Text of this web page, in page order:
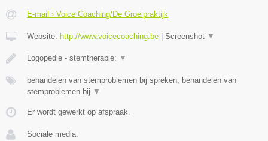
E-mail › Voice Coaching/De Groeipraktijk
Website: http://www.voicecoaching.be Screenshot ▼
Logopedie - stemtherapie: ▼
behandelen van stemproblemen bij spreken, behandelen van
stemproblemen bij ▼
Er wordt gewerkt op afspraak.
Sociale media: